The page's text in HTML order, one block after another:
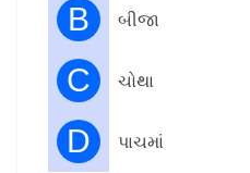
B બીજા
C ચોથા
D પાચમાં